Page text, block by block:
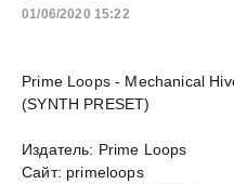
01/06/2020 15:22
Prime Loops - Mechanical
(SYNTH PRESET)
Издатель: Prime Loops
Сайт: primeloops